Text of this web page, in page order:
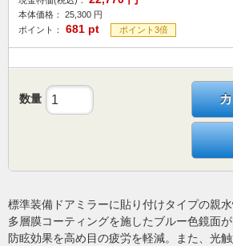
本体価格： 25,300 円
ポイント：
681 pt ポイント3倍
数量
標準装備ドアミラーに貼り付けタイプの親水
多層膜コーティングを施したブルー色鏡面
防眩効果を高め目の疲労を軽減。また、光